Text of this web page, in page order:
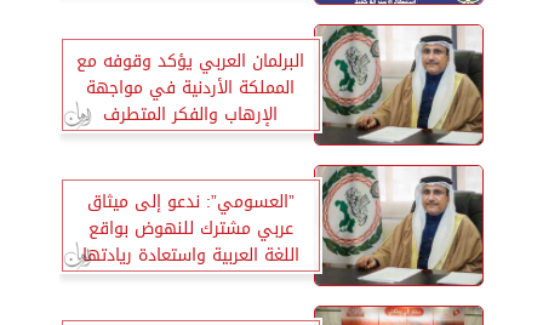
البرلمان العربي يؤكد وقوفه مع
المملكة الأردنية في مواجهة
الإرهاب والفكر المتطرف
”العسومي”: ندعو إلى ميثاق
عربي مشترك للنهوض بواقع
اللغة العربية واستعادة ريادتها
العالمية